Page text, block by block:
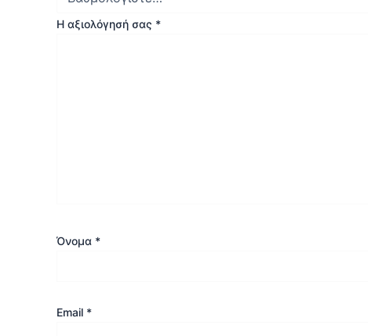
Η αξιολόγησή σας *
Όνομα *
Email *